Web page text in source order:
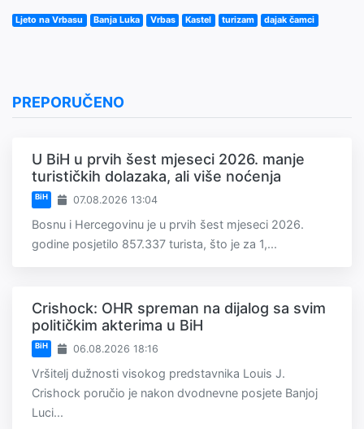
Ljeto na Vrbasu Banja Luka Vrbas Kastel turizam dajak čamci
PREPORUČENO
U BiH u prvih šest mjeseci 2026. manje
turističkih dolazaka, ali više noćenja
BiH 07.08.2026 13:04
Bosnu i Hercegovinu je u prvih šest mjeseci 2026.
godine posjetilo 857.337 turista, što je za 1,...
Crishock: OHR spreman na dijalog sa svim
političkim akterima u BiH
BiH 06.08.2026 18:16
Vršitelj dužnosti visokog predstavnika Louis J.
Crishock poručio je nakon dvodnevne posjete Banjoj
Luci...